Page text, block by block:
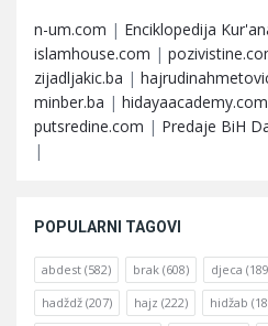
n-um.com | Enciklopedija
islamhouse.com |
zijadljakic.ba |
minber.ba | hidayaacademy.com
putsredine.com | Predaje BiH
|
POPULARNI TAGOVI
abdest (582) brak (608) djeca
hadždž (207) hajz (222) hidžab